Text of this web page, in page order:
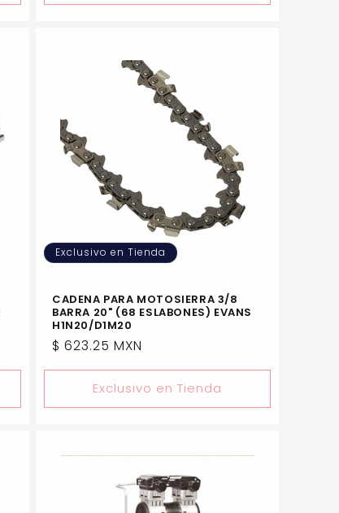
Exclusivo en Tienda
CADENA PARA MOTOSIERRA 3/8
BARRA 20" (68 ESLABONES) EVANS
H1N20/D1M20
Precio
$ 623.25 MXN
Exclusivo en Tienda